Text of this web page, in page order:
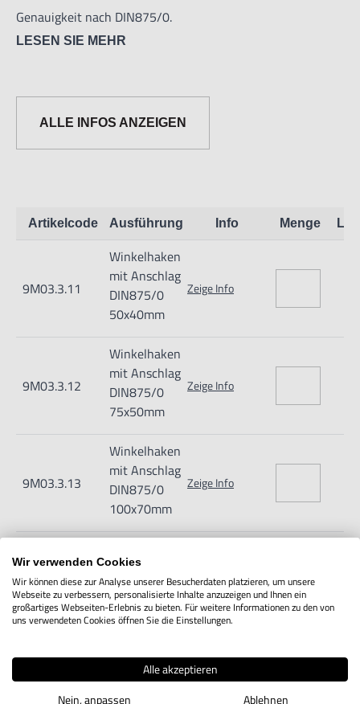
Genauigkeit nach DIN875/0.
LESEN SIE MEHR
ALLE INFOS ANZEIGEN
Artikelcode Ausführung Info Menge
9M03.3.11
Winkelhaken
mit Anschlag
DIN875/0
50x40mm
Zeige Info
9M03.3.12
Winkelhaken
mit Anschlag
DIN875/0
75x50mm
Zeige Info
9M03.3.13
Winkelhaken
mit Anschlag
DIN875/0
100x70mm
Zeige Info
9M03.3.14
mit Anschlag
DIN875/0
150x100mm
Zeige Info
9M03.3.15
mit Anschlag
DIN875/0
Zeige Info
Wir verwenden Cookies
Wir können diese zur Analyse unserer Besucherdaten platzieren, um unsere
Webseite zu verbessern, personalisierte Inhalte anzuzeigen und Ihnen ein
großartiges Webseiten-Erlebnis zu bieten. Für weitere Informationen zu den von
uns verwendeten Cookies öffnen Sie die Einstellungen.
Alle akzeptieren
Nein, anpassen
Ablehnen